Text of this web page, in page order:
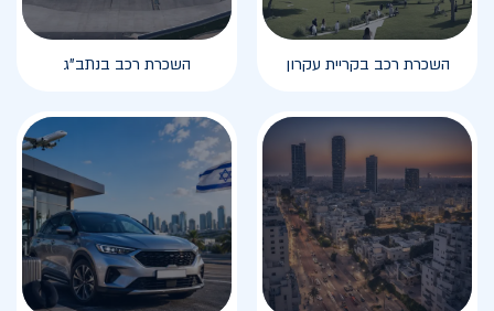
השכרת רכב בקריית עקרון השכרת רכב בנתב"ג